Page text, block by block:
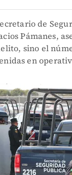
de
Pámanes,
sino el
en